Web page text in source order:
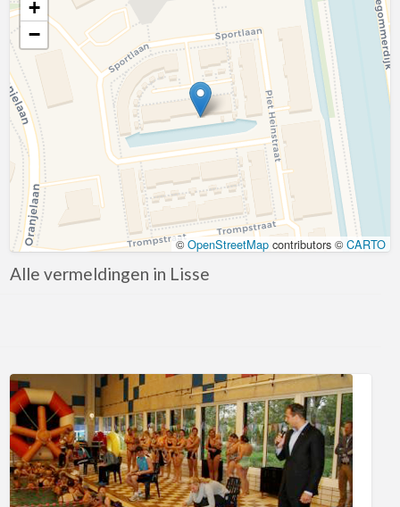
April
Augustus
December
Februari
Juni
Maart
Mei
November
Korting
attractieparken
dagattracties
dierentuinen
musea
+
−
©OpenStreetMap contributors ©CARTO
Kaart laden
Alle vermeldingen in Lisse